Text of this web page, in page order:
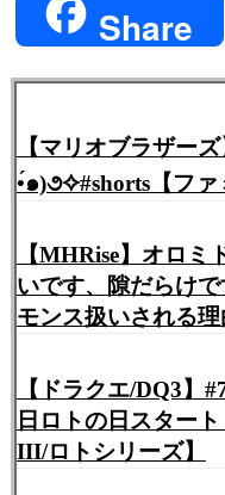
Share
【マリオブラザー
•́๑)૭✧#shorts【ファ
【MHRise】オロ
いです、隙だらけ
モンス扱いされる理
【ドラクエ/DQ3】
日ロトの日スター
III/ロトシリーズ】